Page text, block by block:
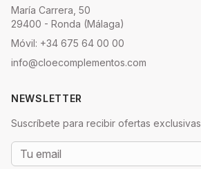
María Carrera, 50
29400 - Ronda (Málaga)
Móvil: +34 675 64 00 00
info@cloecomplementos.com
NEWSLETTER
Suscríbete para recibir ofertas exclusivas